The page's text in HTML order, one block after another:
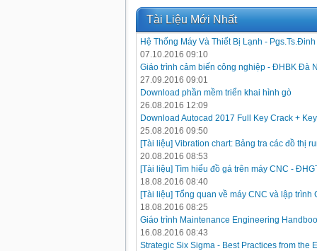
Tài Liệu Mới Nhất
Hệ Thống Máy Và Thiết Bị Lạnh -
07.10.2016 09:10
Giáo trình cảm biến công nghiệp - ĐHBK Đà
27.09.2016 09:01
Download phần mềm triển khai hình gò
26.08.2016 12:09
Download Autocad 2017 Full Key Crack +
25.08.2016 09:50
[Tài liệu] Vibration chart: Bảng tra các đồ thị
20.08.2016 08:53
[Tài liệu] Tìm hiểu đồ gá trên máy CNC -
18.08.2016 08:40
[Tài liệu] Tổng quan về máy CNC và lập trình
18.08.2016 08:25
Giáo trình Maintenance Engineering
16.08.2016 08:43
Strategic Six Sigma - Best Practices from the